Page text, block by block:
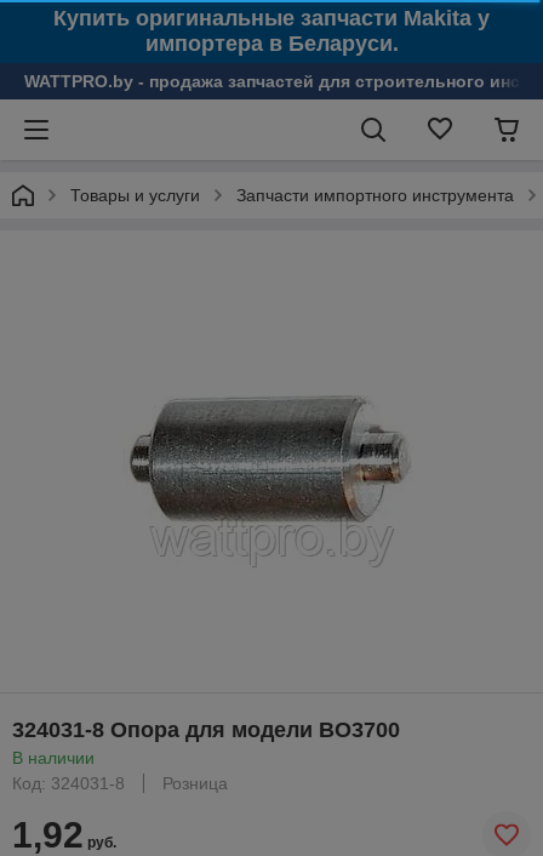
Купить оригинальные запчасти Makita у
импортера в Беларуси.
WATTPRO.by - продажа запчастей для строительного
Товары и услуги Запчасти импортного инструмента
324031-8 Опора для модели BO3700
В наличии
Код: 324031-8
Розница
1,92 руб.